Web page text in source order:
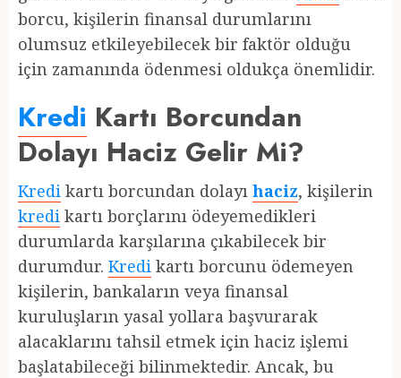
borcu, kişilerin finansal durumlarını
olumsuz etkileyebilecek bir faktör olduğu
için zamanında ödenmesi oldukça önemlidir.
Kredi Kartı Borcundan
Dolayı Haciz Gelir Mi?
Kredi kartı borcundan dolayı haciz, kişilerin
kredi kartı borçlarını ödeyemedikleri
durumlarda karşılarına çıkabilecek bir
durumdur. Kredi kartı borcunu ödemeyen
kişilerin, bankaların veya finansal
kuruluşların yasal yollara başvurarak
alacaklarını tahsil etmek için haciz işlemi
başlatabileceği bilinmektedir. Ancak, bu